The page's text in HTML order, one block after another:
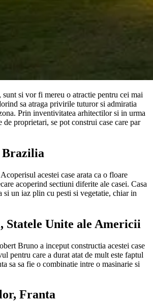
sunt si vor fi mereu o atractie pentru cei mai
sa atraga privirile tuturor si admiratia
Prin inventivitatea arhitectilor si in urma
proprietari, se pot construi case care par
Brazilia
acestei case arata ca o floare
acoperind sectiuni diferite ale casei. Casa
si un iaz plin cu pesti si vegetatie, chiar in
Statele Unite ale Americii
Bruno a inceput constructia acestei case
pentru care a durat atat de mult este faptul
sa sa fie o combinatie intre o masinarie si
Franta